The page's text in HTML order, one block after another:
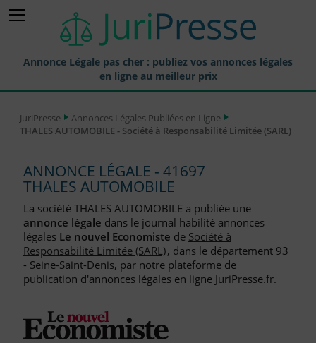
Annonce Légale pas cher : publiez vos annonces légales
en ligne au meilleur prix
Annonces Légales Publiées
Journaux Habilités (JAL) Annonces Légales
Départements pour la Publication d'Annonces Légales
Liste des Greffes
Liste des CCI
FAQ
JuriPresse
Annonces Légales Publiées en Ligne
THALES AUTOMOBILE - Société à Responsabilité Limitée (SARL)
ANNONCE LÉGALE - 41697
THALES AUTOMOBILE
La société THALES AUTOMOBILE a publiée une
annonce légale dans le journal habilité annonces
légales Le nouvel Economiste de Société à
Responsabilité Limitée (SARL), dans le département 93
- Seine-Saint-Denis, par notre plateforme de
publication d'annonces légales en ligne JuriPresse.fr.